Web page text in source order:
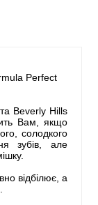
Perfect
Beverly Hills
Вам, якщо
солодкого
зубів, але
відбілює, а